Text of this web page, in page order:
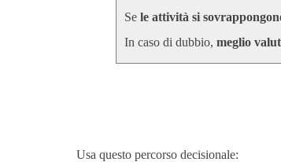
Sele attività si
In caso di dubbio,meglio
Usa questo percorso decisionale: